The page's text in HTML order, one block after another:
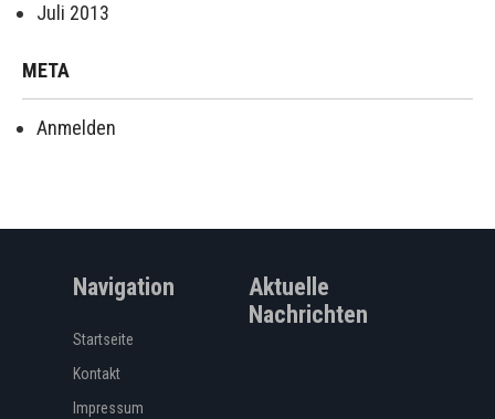
Juli 2013
META
Anmelden
Navigation
Startseite
Kontakt
Impressum
Aktuelle
Nachrichten